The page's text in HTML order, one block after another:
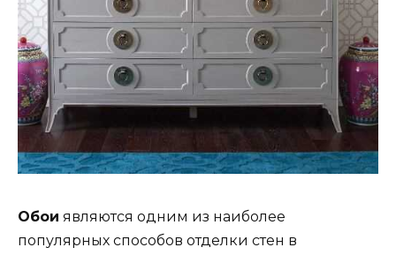
Обои являются одним из наиболее
популярных способов отделки стен в